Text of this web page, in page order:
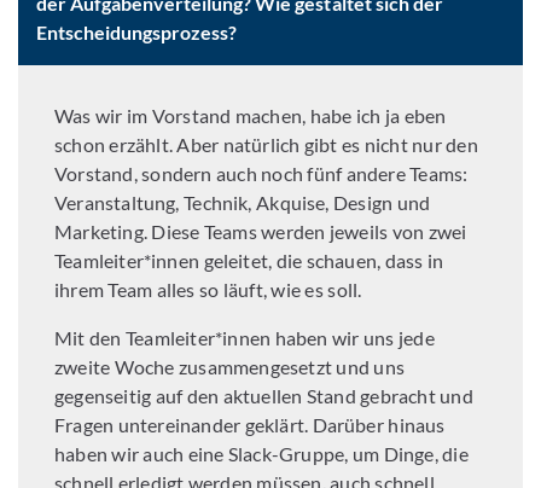
Entscheidungsprozess?
Was wir im Vorstand machen, habe ich ja eben
schon erzählt. Aber natürlich gibt es nicht nur den
Vorstand, sondern auch noch fünf andere Teams:
Veranstaltung, Technik, Akquise, Design und
Marketing. Diese Teams werden jeweils von zwei
Teamleiter*innen geleitet, die schauen, dass in
ihrem Team alles so läuft, wie es soll.
Mit den Teamleiter*innen haben wir uns jede
zweite Woche zusammengesetzt und uns
gegenseitig auf den aktuellen Stand gebracht und
Fragen untereinander geklärt. Darüber hinaus
haben wir auch eine Slack-Gruppe, um Dinge, die
schnell erledigt werden müssen, auch schnell